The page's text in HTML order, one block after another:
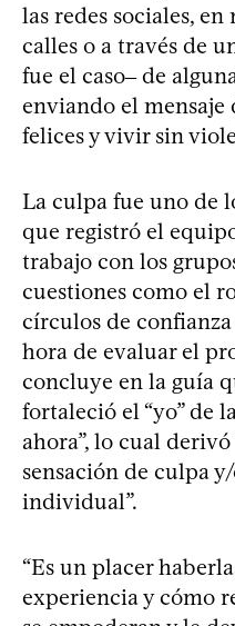
las redes sociales,
calles o a través de
fue el caso‒ de
enviando el mensaje
felices y vivir sin
La culpa fue uno de
que registró el
trabajo con los
cuestiones como el
círculos de
hora de evaluar el
concluye en la guía
fortaleció el “yo” de
ahora”, lo cual
sensación de culpa
individual”.
“Es un placer
experiencia y cómo